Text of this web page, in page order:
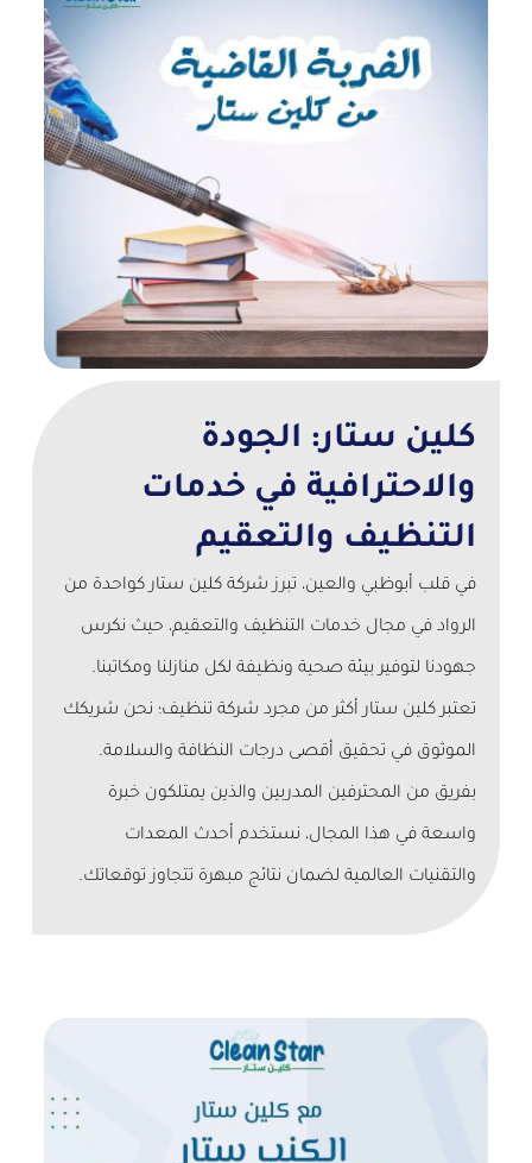
كلين ستار: الجودة
والاحترافية في خدمات
التنظيف والتعقيم
في قلب أبوظبي والعين، تبرز شركة كلين ستار كواحدة من
الرواد في مجال خدمات التنظيف والتعقيم، حيث نكرس
جهودنا لتوفير بيئة صحية ونظيفة لكل منازلنا ومكاتبنا.
تعتبر كلين ستار أكثر من مجرد شركة تنظيف؛ نحن شريكك
الموثوق في تحقيق أقصى درجات النظافة والسلامة.
بفريق من المحترفين المدربين والذين يمتلكون خبرة
واسعة في هذا المجال، نستخدم أحدث المعدات
والتقنيات العالمية لضمان نتائج مبهرة تتجاوز توقعاتك.